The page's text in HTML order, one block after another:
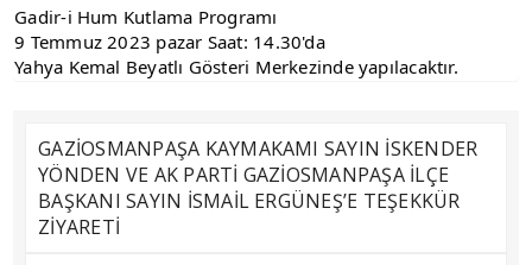
Gadir-i Hum Kutlama Programı
9 Temmuz 2023 pazar Saat: 14.30'da
Yahya Kemal Beyatlı Gösteri Merkezinde yapılacaktır.
GAZİOSMANPAŞA KAYMAKAMI SAYIN İSKENDER
YÖNDEN VE AK PARTİ GAZİOSMANPAŞA İLÇE
BAŞKANI SAYIN İSMAİL ERGÜNEŞ’E TEŞEKKÜR
ZİYARETİ